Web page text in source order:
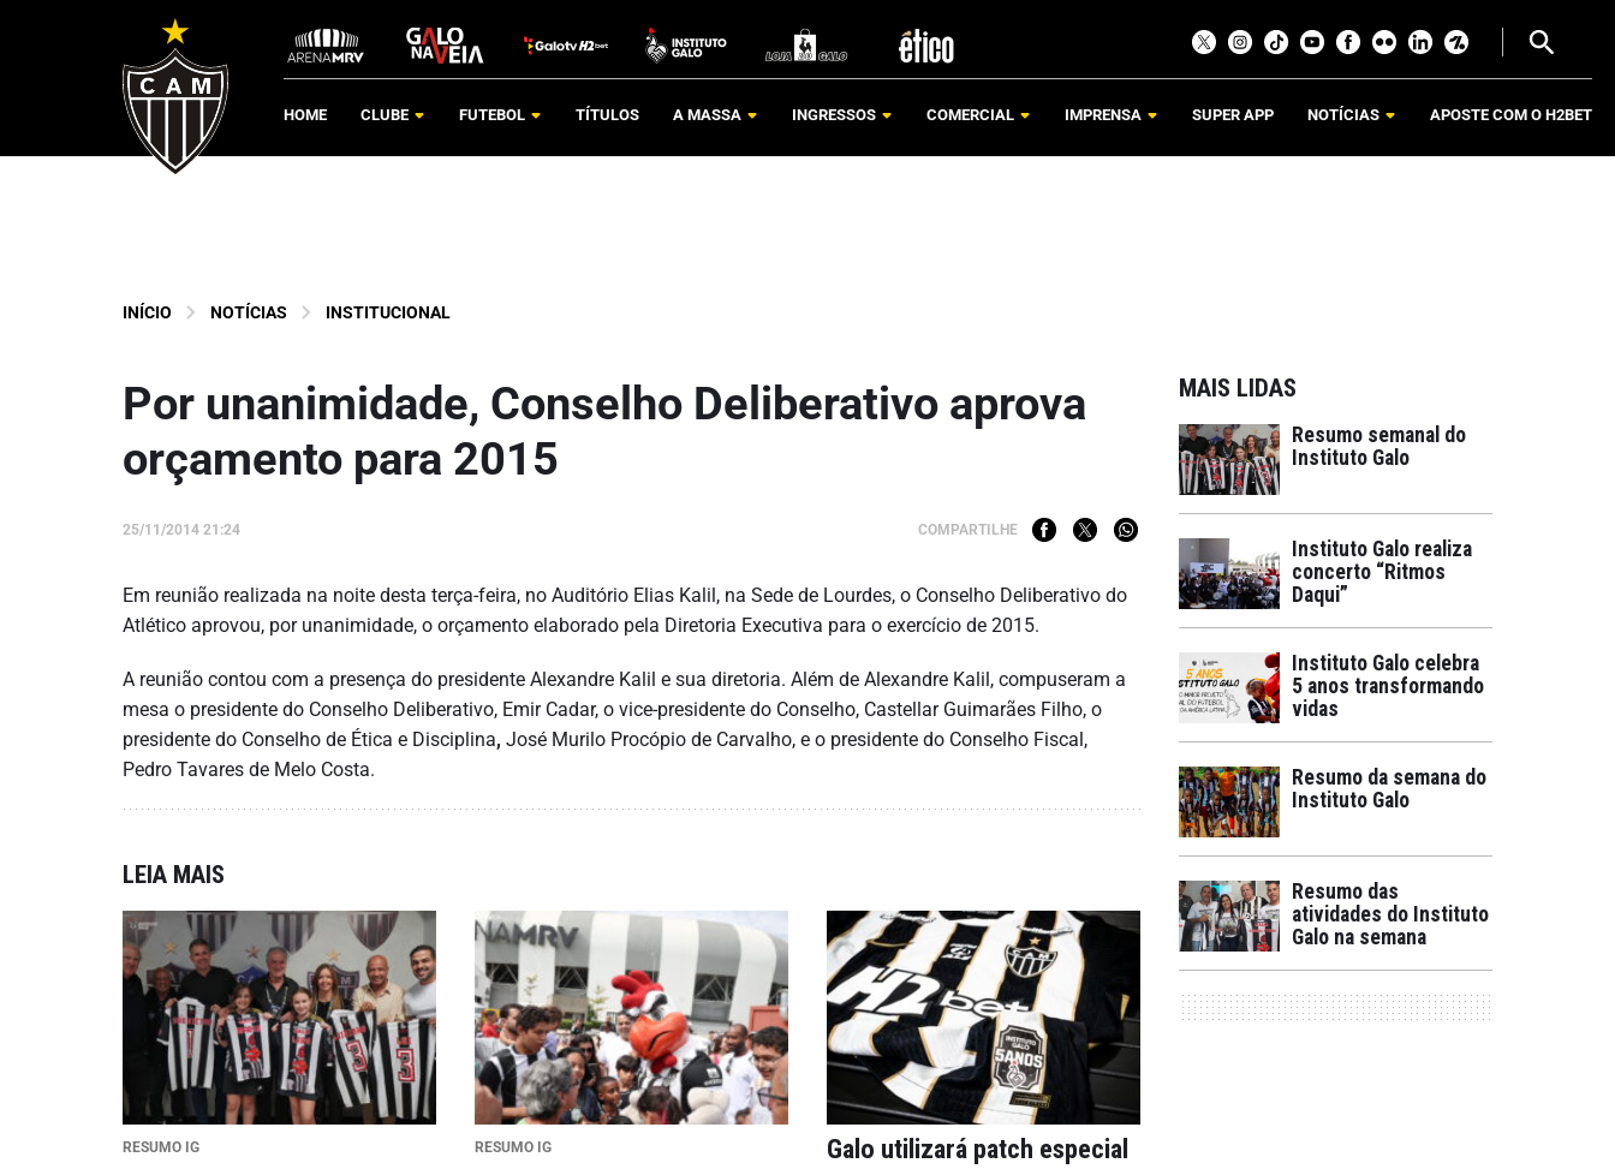
HOME CLUBE FUTEBOL TÍTULOS A MASSA INGRESSOS COMERCIAL IMPRENSA SUPER APP NOTÍCIAS APOSTE COM O H2BET
INÍCIO NOTÍCIAS INSTITUCIONAL
Por unanimidade, Conselho Deliberativo aprova
orçamento para 2015
25/11/2014 21:24 COMPARTILHE
Em reunião realizada na noite desta terça-feira, no Auditório Elias Kalil, na Sede de Lourdes, o Conselho Deliberativo do
Atlético aprovou, por unanimidade, o orçamento elaborado pela Diretoria Executiva para o exercício de 2015.
A reunião contou com a presença do presidente Alexandre Kalil e sua diretoria. Além de Alexandre Kalil, compuseram a
mesa o presidente do Conselho Deliberativo, Emir Cadar, o vice-presidente do Conselho, Castellar Guimarães Filho, o
presidente do Conselho de Ética e Disciplina, José Murilo Procópio de Carvalho, e o presidente do Conselho Fiscal,
Pedro Tavares de Melo Costa.
LEIA MAIS
RESUMO IG RESUMO IG
Galo utilizará patch especial
MAIS LIDAS
Resumo semanal do
Instituto Galo
Instituto Galo realiza
concerto “Ritmos
Daqui”
Instituto Galo celebra
5 anos transformando
vidas
Resumo da semana do
Instituto Galo
Resumo das
atividades do Instituto
Galo na semana